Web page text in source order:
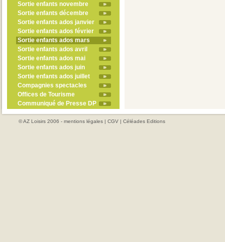
Sortie enfants novembre
Sortie enfants décembre
Sortie enfants ados janvier
Sortie enfants ados février
Sortie enfants ados mars
Sortie enfants ados avril
Sortie enfants ados mai
Sortie enfants ados juin
Sortie enfants ados juillet
Compagnies spectacles
Offices de Tourisme
Communiqué de Presse DP
© AZ Loisirs 2006 - mentions légales | CGV | Céléades Editions